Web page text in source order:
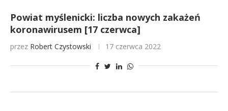
Powiat myślenicki: liczba nowych zakażeń
koronawirusem [17 czerwca]
przez Robert Czystowski 17 czerwca 2022